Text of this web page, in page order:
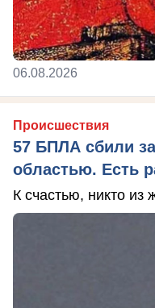
06.08.2026
Происшествия
57 БПЛА сбили
областью. Есть
К счастью, никто из